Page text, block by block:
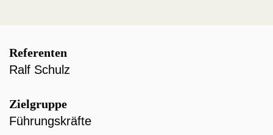
Referenten
Ralf Schulz
Zielgruppe
Führungskräfte